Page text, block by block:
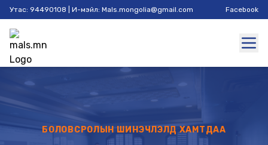
Утас: 94490108 | И-мэйл: Mals.mongolia@gmail.com Facebook
БОЛОВСРОЛЫН ШИНЭЧЛЭЛД ХАМТДАА